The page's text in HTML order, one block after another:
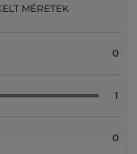
MÉRETEK
0
1
0